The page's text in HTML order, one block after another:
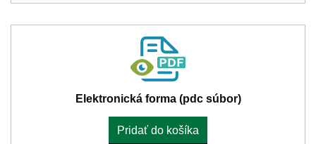
Elektronická forma (pdc súbor)
Pridať do košíka